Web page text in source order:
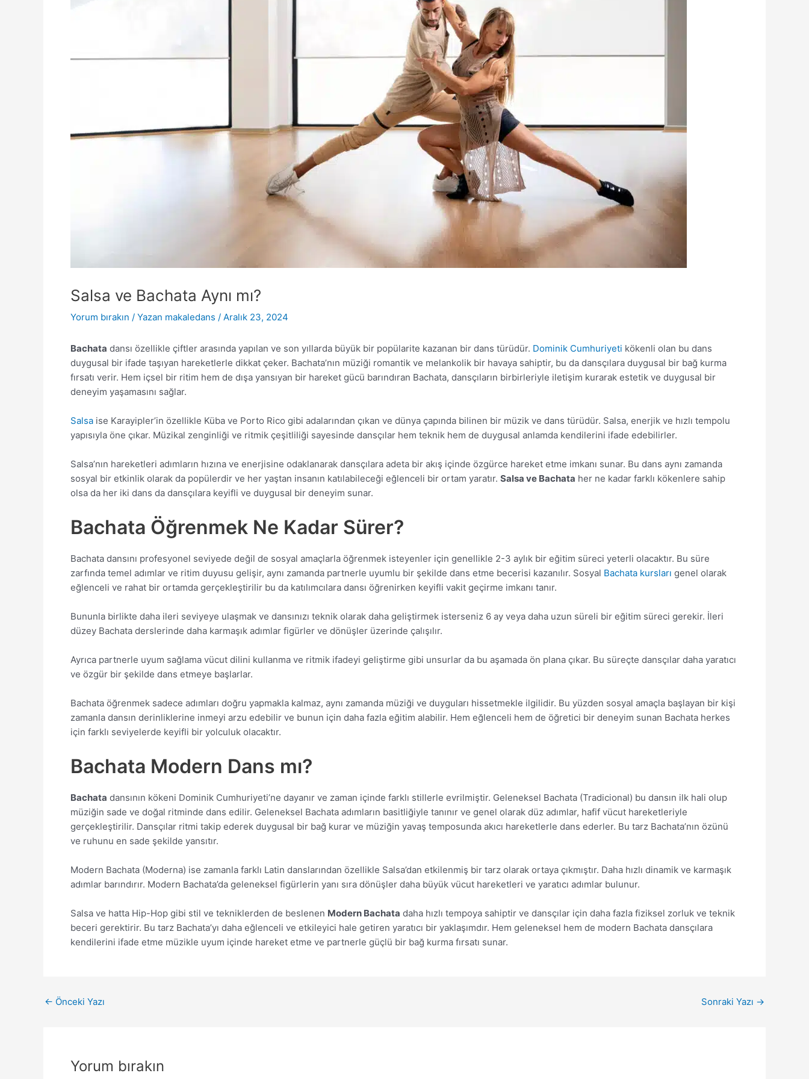
Salsa ve Bachata Aynı mı?
Yorum bırakın / Yazan makaledans / Aralık 23, 2024
Bachata dansı özellikle çiftler arasında yapılan ve son yıllarda büyük bir popülarite kazanan bir dans türüdür. Dominik Cumhuriyeti kökenli olan bu dans
duygusal bir ifade taşıyan hareketlerle dikkat çeker. Bachata’nın müziği romantik ve melankolik bir havaya sahiptir, bu da dansçılara duygusal bir bağ kurma
fırsatı verir. Hem içsel bir ritim hem de dışa yansıyan bir hareket gücü barındıran Bachata, dansçıların birbirleriyle iletişim kurarak estetik ve duygusal bir
deneyim yaşamasını sağlar.
Salsa ise Karayipler’in özellikle Küba ve Porto Rico gibi adalarından çıkan ve dünya çapında bilinen bir müzik ve dans türüdür. Salsa, enerjik ve hızlı tempolu
yapısıyla öne çıkar. Müzikal zenginliği ve ritmik çeşitliliği sayesinde dansçılar hem teknik hem de duygusal anlamda kendilerini ifade edebilirler.
Salsa’nın hareketleri adımların hızına ve enerjisine odaklanarak dansçılara adeta bir akış içinde özgürce hareket etme imkanı sunar. Bu dans aynı zamanda
sosyal bir etkinlik olarak da popülerdir ve her yaştan insanın katılabileceği eğlenceli bir ortam yaratır. Salsa ve Bachata her ne kadar farklı kökenlere sahip
olsa da her iki dans da dansçılara keyifli ve duygusal bir deneyim sunar.
Bachata Öğrenmek Ne Kadar Sürer?
Bachata dansını profesyonel seviyede değil de sosyal amaçlarla öğrenmek isteyenler için genellikle 2-3 aylık bir eğitim süreci yeterli olacaktır. Bu süre
zarfında temel adımlar ve ritim duyusu gelişir, aynı zamanda partnerle uyumlu bir şekilde dans etme becerisi kazanılır. Sosyal Bachata kursları genel olarak
eğlenceli ve rahat bir ortamda gerçekleştirilir bu da katılımcılara dansı öğrenirken keyifli vakit geçirme imkanı tanır.
Bununla birlikte daha ileri seviyeye ulaşmak ve dansınızı teknik olarak daha geliştirmek isterseniz 6 ay veya daha uzun süreli bir eğitim süreci gerekir. İleri
düzey Bachata derslerinde daha karmaşık adımlar figürler ve dönüşler üzerinde çalışılır.
Ayrıca partnerle uyum sağlama vücut dilini kullanma ve ritmik ifadeyi geliştirme gibi unsurlar da bu aşamada ön plana çıkar. Bu süreçte dansçılar daha yaratıcı
ve özgür bir şekilde dans etmeye başlarlar.
Bachata öğrenmek sadece adımları doğru yapmakla kalmaz, aynı zamanda müziği ve duyguları hissetmekle ilgilidir. Bu yüzden sosyal amaçla başlayan bir kişi
zamanla dansın derinliklerine inmeyi arzu edebilir ve bunun için daha fazla eğitim alabilir. Hem eğlenceli hem de öğretici bir deneyim sunan Bachata herkes
için farklı seviyelerde keyifli bir yolculuk olacaktır.
Bachata Modern Dans mı?
Bachata dansının kökeni Dominik Cumhuriyeti’ne dayanır ve zaman içinde farklı stillerle evrilmiştir. Geleneksel Bachata (Tradicional) bu dansın ilk hali olup
müziğin sade ve doğal ritminde dans edilir. Geleneksel Bachata adımların basitliğiyle tanınır ve genel olarak düz adımlar, hafif vücut hareketleriyle
gerçekleştirilir. Dansçılar ritmi takip ederek duygusal bir bağ kurar ve müziğin yavaş temposunda akıcı hareketlerle dans ederler. Bu tarz Bachata’nın özünü
ve ruhunu en sade şekilde yansıtır.
Modern Bachata (Moderna) ise zamanla farklı Latin danslarından özellikle Salsa’dan etkilenmiş bir tarz olarak ortaya çıkmıştır. Daha hızlı dinamik ve karmaşık
adımlar barındırır. Modern Bachata’da geleneksel figürlerin yanı sıra dönüşler daha büyük vücut hareketleri ve yaratıcı adımlar bulunur.
Salsa ve hatta Hip-Hop gibi stil ve tekniklerden de beslenen Modern Bachata daha hızlı tempoya sahiptir ve dansçılar için daha fazla fiziksel zorluk ve teknik
beceri gerektirir. Bu tarz Bachata’yı daha eğlenceli ve etkileyici hale getiren yaratıcı bir yaklaşımdır. Hem geleneksel hem de modern Bachata dansçılara
kendilerini ifade etme müzikle uyum içinde hareket etme ve partnerle güçlü bir bağ kurma fırsatı sunar.
← Önceki Yazı Sonraki Yazı →
Yorum bırakın